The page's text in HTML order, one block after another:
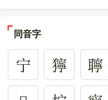
同音字
宁 獰 聹